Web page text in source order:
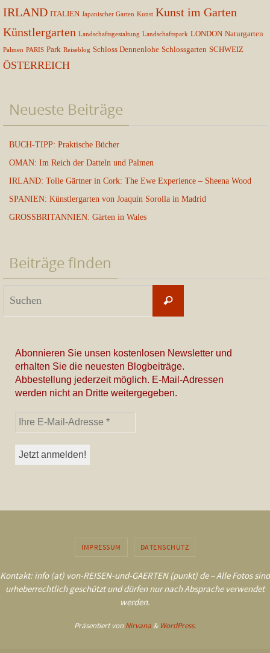
IRLAND ITALIEN Japanischer Garten Kunst Kunst im Garten
Künstlergarten Landschaftsgestaltung Landschaftspark LONDON Naturgarten
Palmen PARIS Park Reiseblog Schloss Dennenlohe Schlossgarten SCHWEIZ
ÖSTERREICH
Neueste Beiträge
BUCH-TIPP: Praktische Bücher
OMAN: Im Reich der Datteln und Palmen
IRLAND: Tolle Gärtner in Cork: The Ewe Experience – Sheena Wood
SPANIEN: Künstlergarten von Joaquín Sorolla in Madrid
GROSSBRITANNIEN: Gärten in Wales
Beiträge finden
Suchen
Abonnieren Sie unsen kostenlosen Newsletter und
erhalten Sie die neuesten Blogbeiträge.
Abbestellung jederzeit möglich. E-Mail-Adressen
werden nicht an Dritte weitergegeben.
IMPRESSUM DATENSCHUTZ
Kontakt: info (at) von-REISEN-und-GAERTEN (punkt) de – Alle Fotos sind
urheberrechtlich geschützt und dürfen nur nach Absprache verwendet
werden.
Präsentiert vonNirvana & WordPress.